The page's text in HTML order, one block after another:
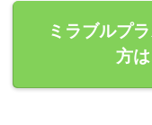
ミラブルプ
方